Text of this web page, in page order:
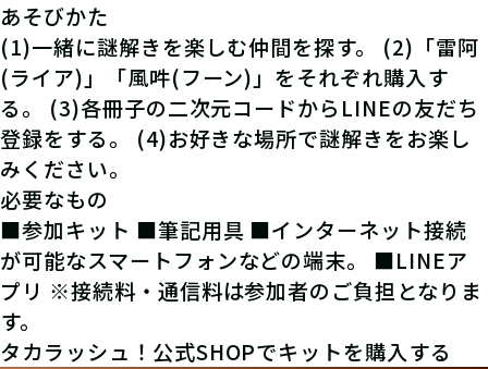
あそびかた
(1)一緒に謎解きを楽しむ仲間を探す。 (2)「雷阿
(ライア)」「風吽(フーン)」をそれぞれ購入す
る。 (3)各冊子の二次元コードからLINEの友だち
登録をする。 (4)お好きな場所で謎解きをお楽し
みください。
必要なもの
■参加キット ■筆記用具 ■インターネット接続
が可能なスマートフォンなどの端末。 ■LINEア
プリ ※接続料・通信料は参加者のご負担となりま
す。
タカラッシュ！公式SHOPでキットを購入する